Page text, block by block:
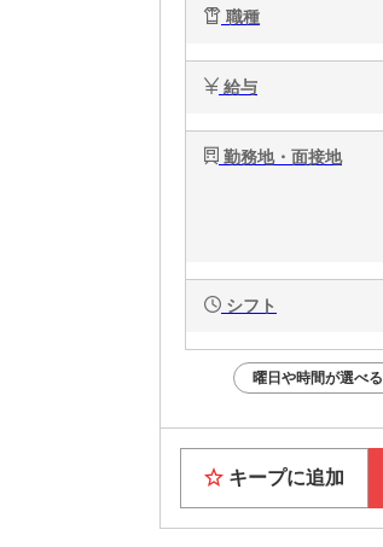
職種
給与
勤務地・面接地
シフト
曜日や時間が選べる
キープに追加